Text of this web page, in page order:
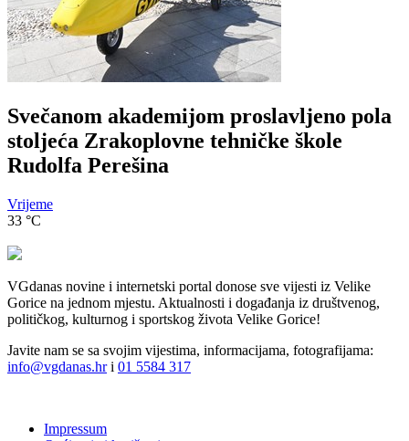
Svečanom akademijom proslavljeno pola
stoljeća Zrakoplovne tehničke škole
Rudolfa Perešina
Vrijeme
33 °C
VGdanas novine i internetski portal donose sve vijesti iz Velike
Gorice na jednom mjestu. Aktualnosti i događanja iz društvenog,
političkog, kulturnog i sportskog života Velike Gorice!
Javite nam se sa svojim vijestima, informacijama, fotografijama:
info@vgdanas.hri 01 5584 317
Impressum